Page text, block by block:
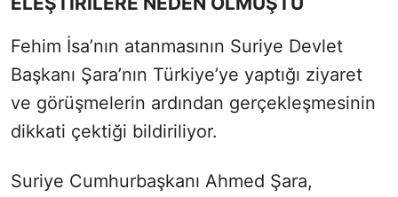
Fehim İsa’nın atanmasının Suriye Devlet
Başkanı Şara’nın Türkiye’ye yaptığı ziyaret
ve görüşmelerin ardından gerçekleşmesinin
dikkati çektiği bildiriliyor.
Suriye Cumhurbaşkanı Ahmed Şara,